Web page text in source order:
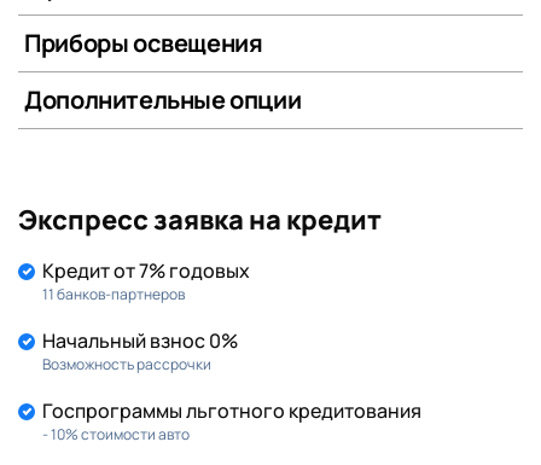
Приборы освещения
Дополнительные опции
Экспресс заявка на кредит
Кредит от 7% годовых
11 банков-партнеров
Начальный взнос 0%
Возможность рассрочки
Госпрограммы льготного кредитования
- 10% стоимости авто